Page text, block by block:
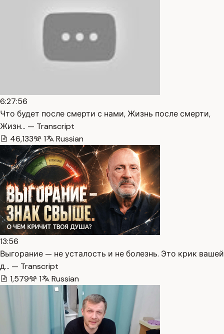
6:27:56
Что будет после смерти с нами, Жизнь после смерти,
Жизн… — Transcript
46,133
1 Russian
13:56
Выгорание — не усталость и не болезнь. Это крик вашей
д… — Transcript
1,579
1 Russian